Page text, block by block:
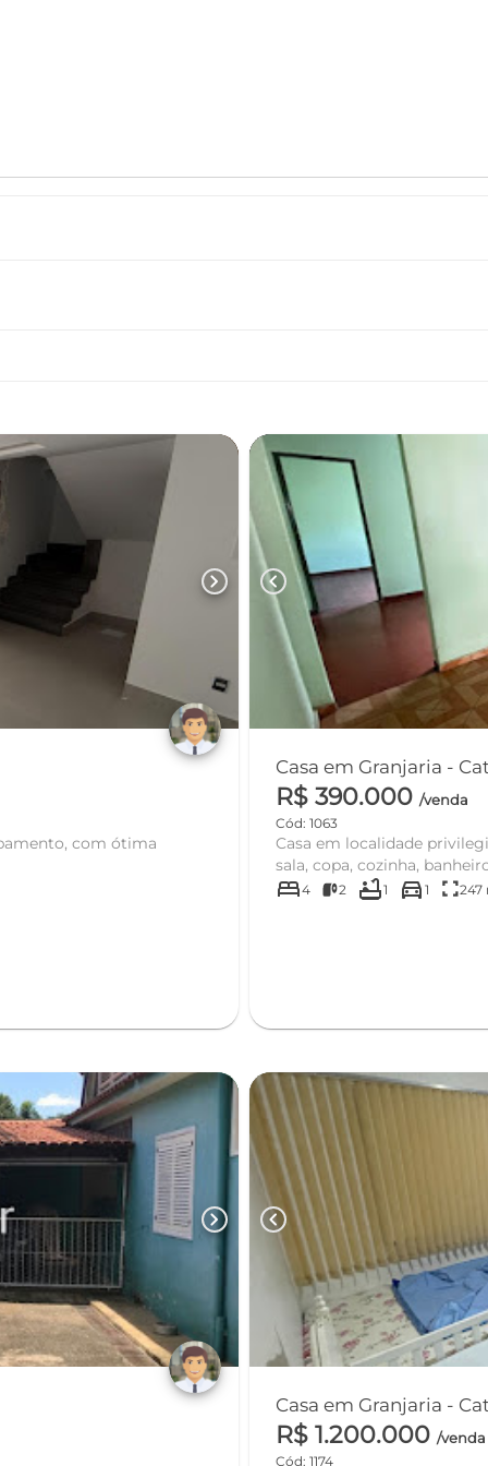
chevron_right
com ótima
chevron_left
Casa em Granjaria -
R$ 390.000/venda
Cód: 1063
Casa em localidade
sala, copa, cozinha,
bed4 2 bathtub1 directions_car 1 fullscreen247
chevron_right chevron_left
Casa
R$ 1.200.000/venda
Cód: 1174